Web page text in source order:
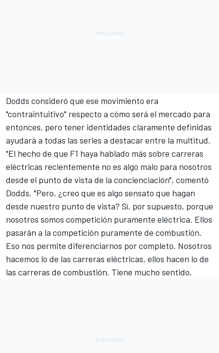
Dodds consideró que ese movimiento era
"contraintuitivo" respecto a cómo será el mercado para
entonces, pero tener identidades claramente definidas
ayudará a todas las series a destacar entre la multitud.
"El hecho de que F1 haya hablado más sobre carreras
eléctricas recientemente no es algo malo para nosotros
desde el punto de vista de la concienciación", comentó
Dodds. "Pero, ¿creo que es algo sensato que hagan
desde nuestro punto de vista? Sí, por supuesto, porque
nosotros somos competición puramente eléctrica. Ellos
pasarán a la competición puramente de combustión.
Eso nos permite diferenciarnos por completo. Nosotros
hacemos lo de las carreras eléctricas, ellos hacen lo de
las carreras de combustión. Tiene mucho sentido.